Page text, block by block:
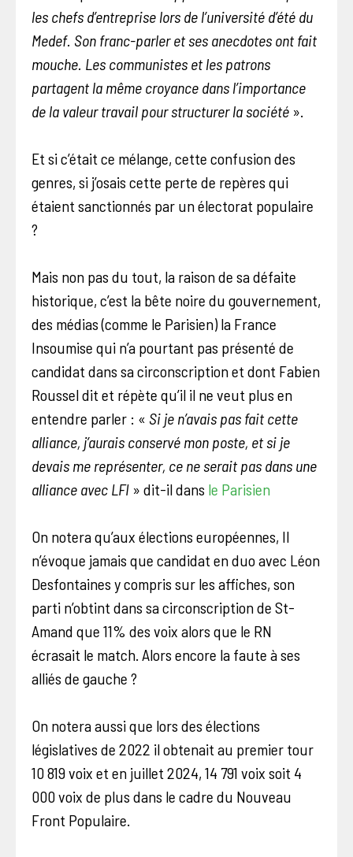
les chefs d’entreprise lors de l’université d’été du
Medef. Son franc-parler et ses anecdotes ont fait
mouche. Les communistes et les patrons
partagent la même croyance dans l’importance
de la valeur travail pour structurer la société ».
Et si c’était ce mélange, cette confusion des
genres, si j’osais cette perte de repères qui
étaient sanctionnés par un électorat populaire
?
Mais non pas du tout, la raison de sa défaite
historique, c’est la bête noire du gouvernement,
des médias (comme le Parisien) la France
Insoumise qui n’a pourtant pas présenté de
candidat dans sa circonscription et dont Fabien
Roussel dit et répète qu’il il ne veut plus en
entendre parler : « Si je n’avais pas fait cette
alliance, j’aurais conservé mon poste, et si je
devais me représenter, ce ne serait pas dans une
alliance avec LFI » dit-il dans le Parisien
On notera qu’aux élections européennes, Il
n’évoque jamais que candidat en duo avec Léon
Desfontaines y compris sur les affiches, son
parti n’obtint dans sa circonscription de St-
Amand que 11% des voix alors que le RN
écrasait le match. Alors encore la faute à ses
alliés de gauche ?
On notera aussi que lors des élections
législatives de 2022 il obtenait au premier tour
10 819 voix et en juillet 2024, 14 791 voix soit 4
000 voix de plus dans le cadre du Nouveau
Front Populaire.